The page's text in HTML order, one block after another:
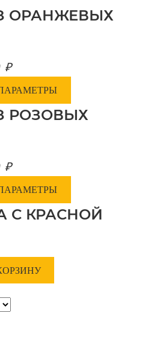
ОРАНЖЕВЫХ
₽
РОЗОВЫХ
₽
С КРАСНОЙ